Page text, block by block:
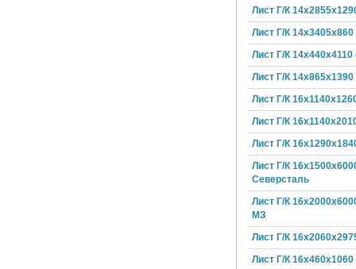
Лист Г/К
Лист Г/К 14х3405х860
Лист Г/К 14х440х4110
Лист Г/К 14х865х1390
Лист Г/К
Лист Г/К
Лист Г/К
Лист Г/К
Северсталь
Лист Г/К
МЗ
Лист Г/К
Лист Г/К 16х460х1060